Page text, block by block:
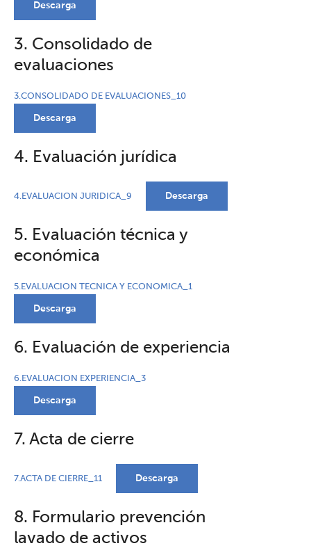
Descarga
3. Consolidado de
evaluaciones
3.CONSOLIDADO DE EVALUACIONES_10
Descarga
4. Evaluación jurídica
4.EVALUACION JURIDICA_9 Descarga
5. Evaluación técnica y
económica
5.EVALUACION TECNICA Y ECONOMICA_1
Descarga
6. Evaluación de experiencia
6.EVALUACION EXPERIENCIA_3
Descarga
7. Acta de cierre
7.ACTA DE CIERRE_11 Descarga
8. Formulario prevención
lavado de activos